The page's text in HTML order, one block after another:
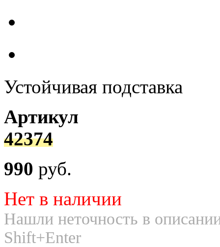
Устойчивая подставка
Артикул
42374
990 руб.
Нет в наличии
Нашли неточность в
Shift+Enter